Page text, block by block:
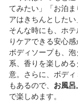
てみたい」「お泊
アはきちんとしたい
そんな時にも、ホテ
りケアできる安心感
ボディソープも、泡
系、香りを楽しめ
意。さらに、ボデ
もあるので、 お風呂
で楽しめます。